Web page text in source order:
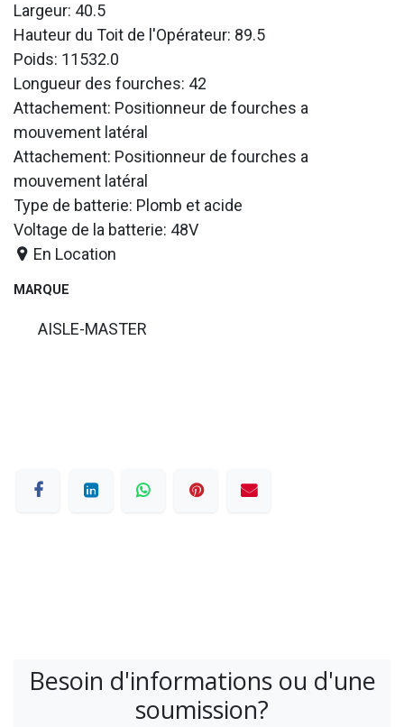
Largeur: 40.5
Hauteur du Toit de l'Opérateur: 89.5
Poids: 11532.0
Longueur des fourches: 42
Attachement: Positionneur de fourches a
mouvement latéral
Attachement: Positionneur de fourches a
mouvement latéral
Type de batterie: Plomb et acide
Voltage de la batterie: 48V
En Location
MARQUE
AISLE-MASTER
Besoin d'informations ou d'une
soumission?